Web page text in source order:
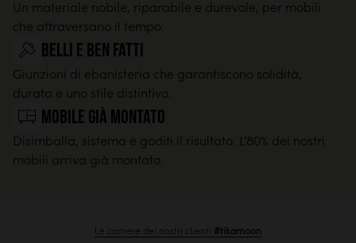
Un materiale nobile, riparabile e durevole, per mobili
che attraversano il tempo.
Belli e ben fatti
Giunzioni di ebanisteria che garantiscono solidità,
durata e uno stile distintivo.
Mobile già montato
Disimballa, sistema e goditi il risultato. L'80% dei nostri
mobili arriva già montato.
Le camere dei nostri clienti #tikamoon